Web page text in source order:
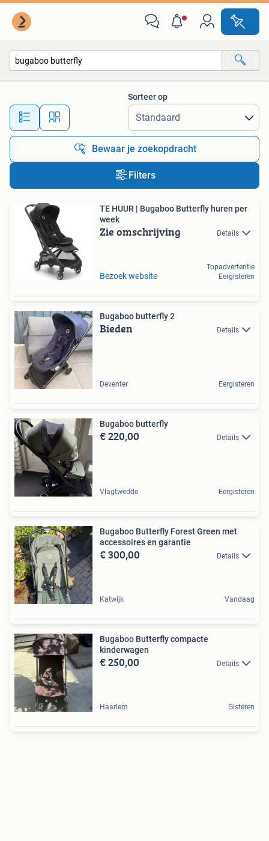
Alle afstanden…
Sorteer op
Bewaar je zoekopdracht
Filters
TE HUUR | Bugaboo Butterfly huren per
week
Zie omschrijving Details
Bezoek website
Topadvertentie
Eergisteren
Bugaboo butterfly 2
Bieden Details
Deventer Eergisteren
Bugaboo butterfly
€ 220,00 Details
Vlagtwedde Eergisteren
Bugaboo Butterfly Forest Green met
accessoires en garantie
€ 300,00 Details
Katwijk Vandaag
Bugaboo Butterfly compacte
kinderwagen
€ 250,00 Details
Haarlem Gisteren